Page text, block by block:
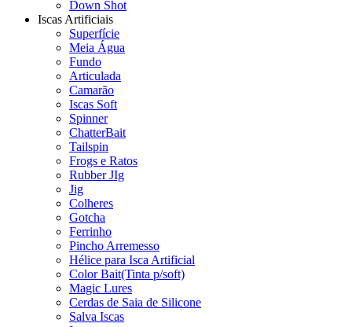
Down Shot
Iscas Artificiais
Superfície
Meia Água
Fundo
Articulada
Camarão
Iscas Soft
Spinner
ChatterBait
Tailspin
Frogs e Ratos
Rubber JIg
Jig
Colheres
Gotcha
Ferrinho
Pincho Arremesso
Hélice para Isca Artificial
Color Bait(Tinta p/soft)
Magic Lures
Cerdas de Saia de Silicone
Salva Iscas